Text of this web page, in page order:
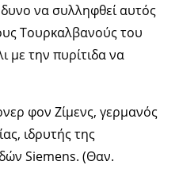
να συλληφθεί αυτός
Τουρκαλβανούς του
με την πυρίτιδα να
φον Ζίμενς, γερμανός
ιδρυτής της
Siemens. (Θαν.